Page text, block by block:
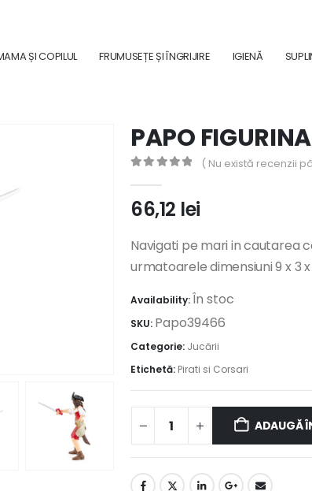
ȘI COPILUL FRUMUSEȚE ȘI ÎNGRIJIRE IGIENĂ
PAPO
( Nu există recenzii
66,12 lei
Navigati pe mari in cautarea
urmatoarele dimensiuni 9 x 3
Availability:În stoc
SKU: Papo39466
Categorie: Jucării
Etichetă: Pirati si Corsari
ADAUGĂ